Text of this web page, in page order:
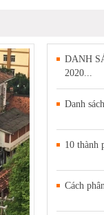
DANH
2020...
Danh
10 thành
Cách